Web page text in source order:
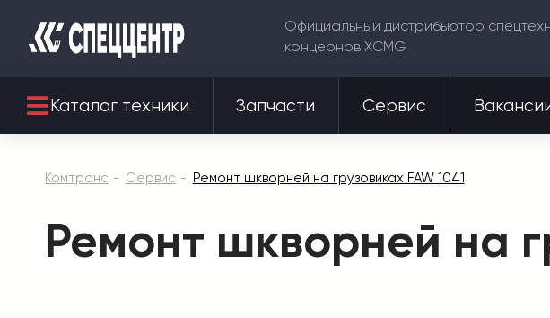
Официальный дистрибьютор
концернов XCMG
Каталог техники Запчасти Сервис
Комтранс Сервис Ремонт шкворней на грузовиках FAW 1041
Ремонт шкворней на